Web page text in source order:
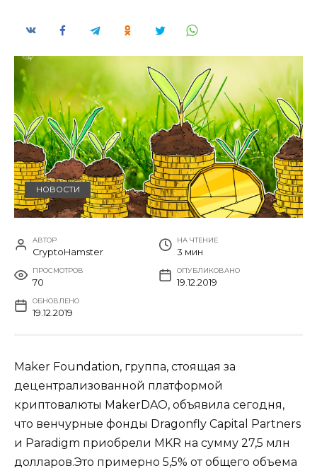
НОВОСТИ
АВТОР
CryptoHamster
НА ЧТЕНИЕ
3 мин
ПРОСМОТРОВ
70
ОПУБЛИКОВАНО
19.12.2019
ОБНОВЛЕНО
19.12.2019
Maker Foundation, группа, стоящая за
децентрализованной платформой
криптовалюты MakerDAO, объявила сегодня,
что венчурные фонды Dragonfly Capital Partners
и Paradigm приобрели MKR на сумму 27,5 млн
долларов.Это примерно 5,5% от общего объема